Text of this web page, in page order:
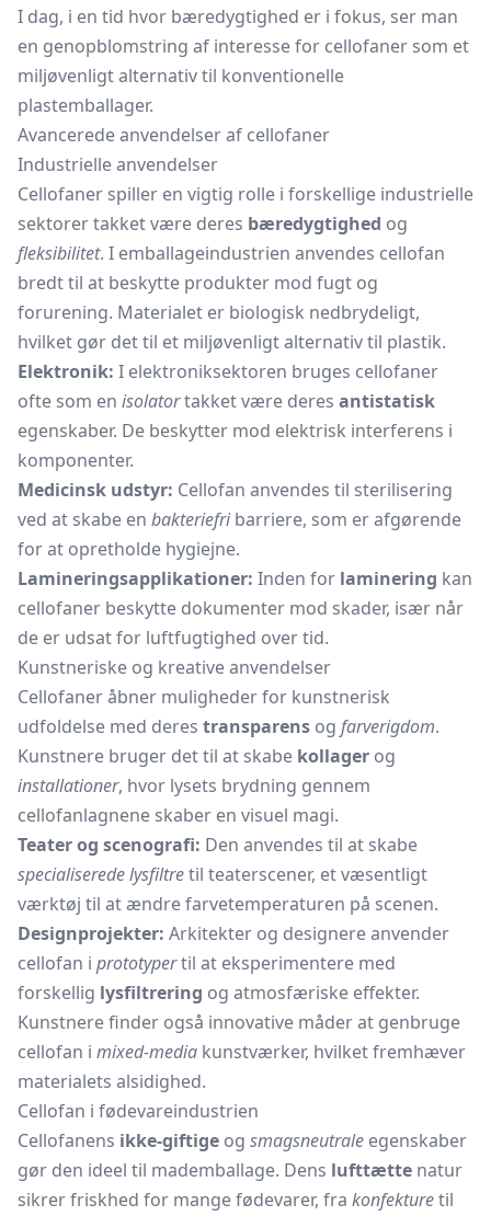
I dag, i en tid hvor bæredygtighed er i fokus, ser man
en genopblomstring af interesse for cellofaner som et
miljøvenligt alternativ til konventionelle
plastemballager.
Avancerede anvendelser af cellofaner
Industrielle anvendelser
Cellofaner spiller en vigtig rolle i forskellige industrielle
sektorer takket være deres bæredygtighed og
fleksibilitet. I emballageindustrien anvendes cellofan
bredt til at beskytte produkter mod fugt og
forurening. Materialet er biologisk nedbrydeligt,
hvilket gør det til et miljøvenligt alternativ til plastik.
Elektronik: I elektroniksektoren bruges cellofaner
ofte som en isolatortakket være deres antistatisk
egenskaber. De beskytter mod elektrisk interferens i
komponenter.
Medicinsk udstyr: Cellofan anvendes til sterilisering
ved at skabe en bakteriefribarriere, som er afgørende
for at opretholde hygiejne.
Lamineringsapplikationer: Inden for laminering kan
cellofaner beskytte dokumenter mod skader, især når
de er udsat for luftfugtighed over tid.
Kunstneriske og kreative anvendelser
Cellofaner åbner muligheder for kunstnerisk
udfoldelse med deres transparens og farverigdom.
Kunstnere bruger det til at skabe kollager og
installationer, hvor lysets brydning gennem
cellofanlagnene skaber en visuel magi.
Teater og scenografi: Den anvendes til at skabe
specialiserede lysfiltretil teaterscener, et væsentligt
værktøj til at ændre farvetemperaturen på scenen.
Designprojekter: Arkitekter og designere anvender
cellofan i prototypertil at eksperimentere med
forskellig lysfiltrering og atmosfæriske effekter.
Kunstnere finder også innovative måder at genbruge
cellofan i mixed-media kunstværker, hvilket fremhæver
materialets alsidighed.
Cellofan i fødevareindustrien
Cellofanens ikke-giftige og smagsneutrale egenskaber
gør den ideel til mademballage. Dens lufttætte natur
sikrer friskhed for mange fødevarer, fra konfekturetil